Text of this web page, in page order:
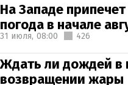
На Западе
погода в начале
31 июля, 08:00 426
Ждать ли дождей в
возвращении жары